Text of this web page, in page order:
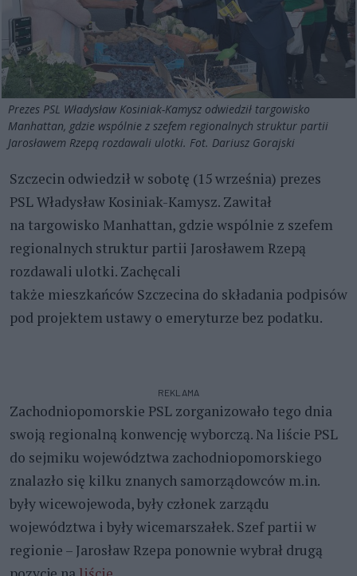
Prezes PSL Władysław Kosiniak-Kamysz odwiedził targowisko
Manhattan, gdzie wspólnie z szefem regionalnych struktur partii
Jarosławem Rzepą rozdawali ulotki. Fot. Dariusz Gorajski
Szczecin odwiedził w sobotę (15 września) prezes
PSL Władysław Kosiniak-Kamysz. Zawitał
na targowisko Manhattan, gdzie wspólnie z szefem
regionalnych struktur partii Jarosławem Rzepą
rozdawali ulotki. Zachęcali
także mieszkańców Szczecina do składania podpisów
pod projektem ustawy o emeryturze bez podatku.
REKLAMA
Zachodniopomorskie PSL zorganizowało tego dnia
swoją regionalną konwencję wyborczą. Na liście PSL
do sejmiku województwa zachodniopomorskiego
znalazło się kilku znanych samorządowców m.in.
były wicewojewoda, były członek zarządu
województwa i były wicemarszałek. Szef partii w
regionie – Jarosław Rzepa ponownie wybrał drugą